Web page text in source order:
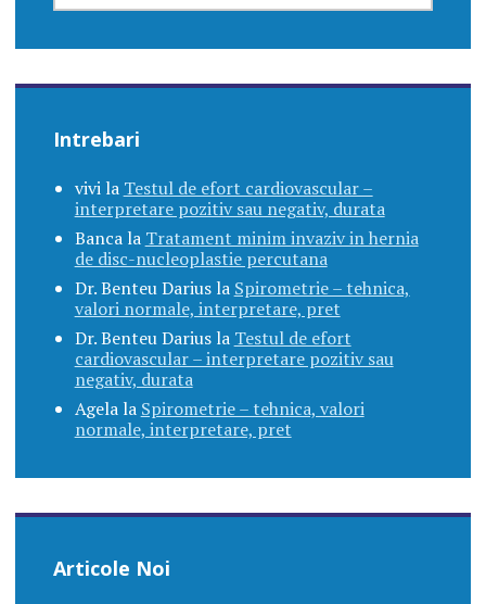
Intrebari
vivila Testul de efort cardiovascular –
interpretare pozitiv sau negativ, durata
Bancala Tratament minim invaziv in hernia
de disc-nucleoplastie percutana
Dr. Benteu Dariusla Spirometrie – tehnica,
valori normale, interpretare, pret
Dr. Benteu Dariusla Testul de efort
cardiovascular – interpretare pozitiv sau
negativ, durata
Agelala Spirometrie – tehnica, valori
normale, interpretare, pret
Articole Noi